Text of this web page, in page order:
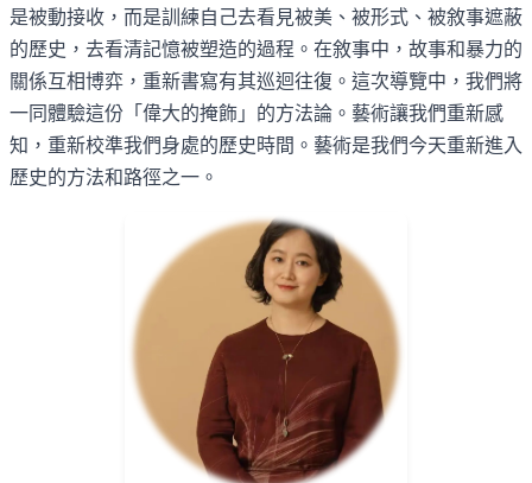
是被動接收，而是訓練自己去看見被美、被形式、被敘事遮蔽
的歷史，去看清記憶被塑造的過程。在敘事中，故事和暴力的
關係互相博弈，重新書寫有其巡迴往復。這次導覽中，我們將
一同體驗這份「偉大的掩飾」的方法論。藝術讓我們重新感
知，重新校準我們身處的歷史時間。藝術是我們今天重新進入
歷史的方法和路徑之一。